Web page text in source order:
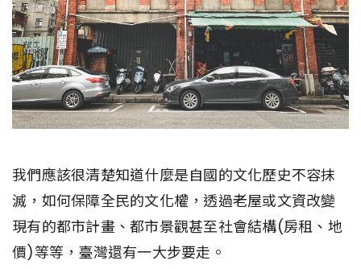
我們應該很清楚知道什麼是自國的文化歷史不容抹
滅，如何保障全民的文化權，透過老屋或文資改變
現有的都市計畫、都市景觀甚至社會結構(房租、地
價)等等，臺灣還有一大步要走。